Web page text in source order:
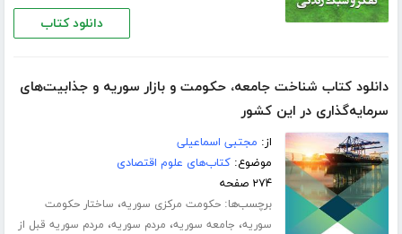
دانلود کتاب
دانلود کتاب شناخت جامعه، حکومت و بازار سوریه و جذابیت‌های
سرمایه‌گذاری در این کشور
از: مجتبی اسماعیلی
موضوع:کتاب‌های علوم اقتصادی
۲۷۴ صفحه
برچسب‌ها:حکومت مرکزی سوریه، ساختار حکومت
سوریه، جامعه سوریه، مردم سوریه، مردم سوریه قبل از